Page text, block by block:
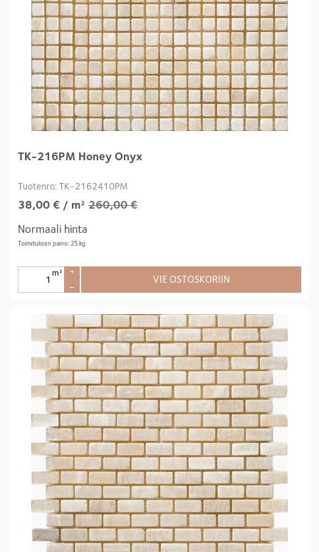
TK-216PM Honey Onyx
Tuotenro: TK-2162410PM
38,00 € / m² 260,00 €
Normaali hinta
Toimituksen paino: 25 kg
m²
+
–
VIE OSTOSKORIIN